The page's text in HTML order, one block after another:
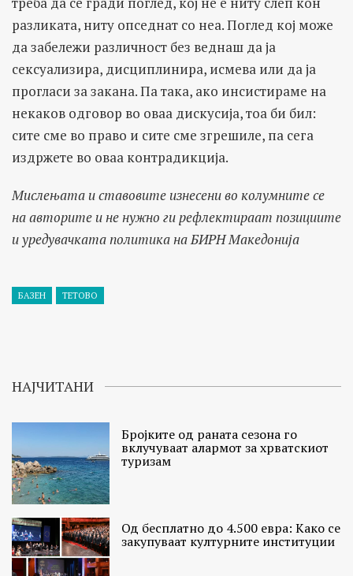
разликата, ниту опседнат со неа. Поглед кој може
да забележи различност без веднаш да ја
сексуализира, дисциплинира, исмева или да ја
прогласи за закана. Па така, ако инсистираме на
некаков одговор во оваа дискусија, тоа би бил:
сите сме во право и сите сме згрешиле, па сега
издржете во оваа контрадикција.
Мислењата и ставовите изнесени во колумните се
на авторите и не нужно ги рефлектираат позициите
и уредувачката политика на БИРН Македонија
БАЗЕН ТЕТОВО
НАЈЧИТАНИ
Бројките од раната сезона го
вклучуваат алармот за хрватскиот
туризам
Од бесплатно до 4.500 евра: Како се
закупуваат културните институции